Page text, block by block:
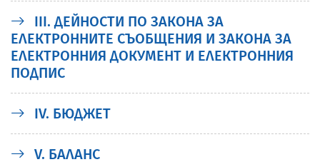
III. ДЕЙНОСТИ ПО ЗАКОНА ЗА
ЕЛЕКТРОННИТЕ СЪОБЩЕНИЯ И ЗАКОНА ЗА
ЕЛЕКТРОННИЯ ДОКУМЕНТ И ЕЛЕКТРОННИЯ
ПОДПИС
ІV. БЮДЖЕТ
V. БАЛАНС